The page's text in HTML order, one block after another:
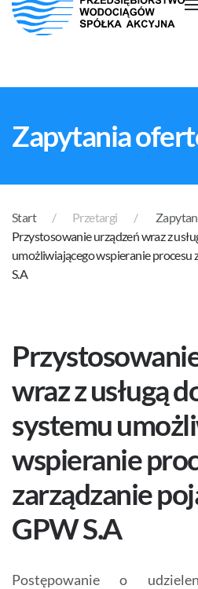
Zapytania
Start Przetargi
Przystosowanie urządzeń wraz z
umożliwiającego wspieranie procesu
S.A
wraz z usługą
systemu
wspieranie
zarządzanie
GPW S.A
Postępowanie o